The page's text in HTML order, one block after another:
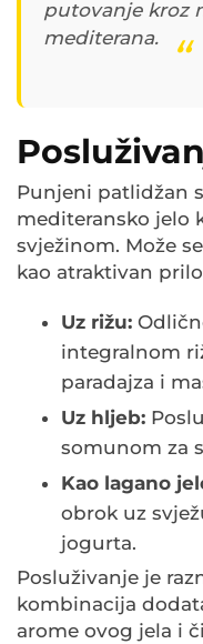
putovanje kroz
mediterana.
Punjeni patlidžan
mediteransko jelo
svježinom. Može
kao atraktivan
Uz rižu:
integralnom
paradajza i
Uz hljeb:
somunom za
Kao lagano
obrok uz
jogurta.
Posluživanje je
kombinacija
arome ovog jela i